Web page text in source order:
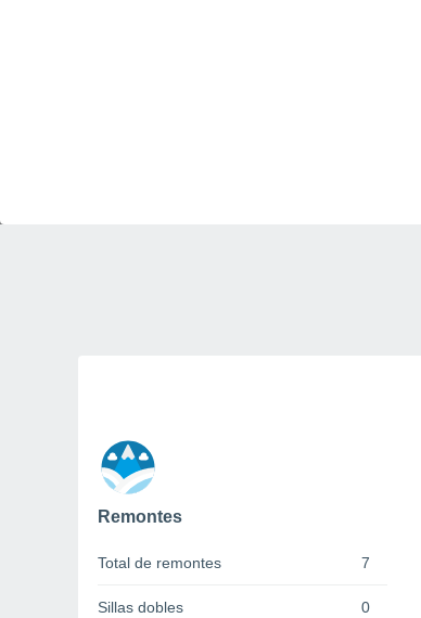
Remontes
Total de remontes 7
Sillas dobles 0